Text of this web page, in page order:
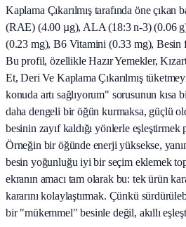
Kaplama Çıkarılmış tarafında öne çıkan
(RAE) (4.00 µg), ALA (18:3 n-3) (0.06
(0.23 mg), B6 Vitamini (0.33 mg), Besin
Bu profil, özellikle Hazır Yemekler,
Et, Deri Ve Kaplama Çıkarılmış
konuda artı sağlıyorum" sorusunun kısa
daha dengeli bir öğün kurmaksa, güçlü
besinin zayıf kaldığı yönlerle eşleştirmek
Örneğin bir öğünde enerji yüksekse,
besin yoğunluğu iyi bir seçim eklemek
ekranın amacı tam olarak bu: tek ürün
kararını kolaylaştırmak. Çünkü
bir "mükemmel" besinle değil, akıllı